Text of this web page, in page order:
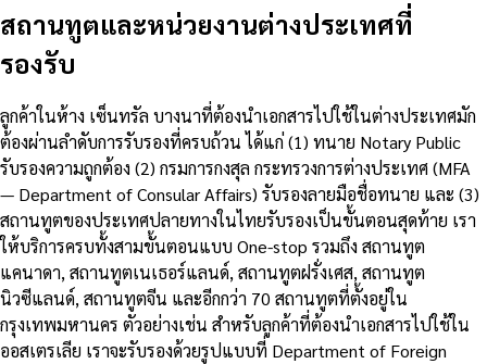
สถานทูตและหน่วยงานต่างประเทศที่
รองรับ
ลูกค้าในห้าง เซ็นทรัล บางนาที่ต้องนำเอกสารไปใช้ในต่างประเทศมัก
ต้องผ่านลำดับการรับรองที่ครบถ้วน ได้แก่ (1) ทนาย Notary Public
รับรองความถูกต้อง (2) กรมการกงสุล กระทรวงการต่างประเทศ (MFA
— Department of Consular Affairs) รับรองลายมือชื่อทนาย และ (3)
สถานทูตของประเทศปลายทางในไทยรับรองเป็นขั้นตอนสุดท้าย เรา
ให้บริการครบทั้งสามขั้นตอนแบบ One-stop รวมถึง สถานทูต
แคนาดา, สถานทูตเนเธอร์แลนด์, สถานทูตฝรั่งเศส, สถานทูต
นิวซีแลนด์, สถานทูตจีน และอีกกว่า 70 สถานทูตที่ตั้งอยู่ใน
กรุงเทพมหานคร ตัวอย่างเช่น สำหรับลูกค้าที่ต้องนำเอกสารไปใช้ใน
ออสเตรเลีย เราจะรับรองด้วยรูปแบบที่ Department of Foreign